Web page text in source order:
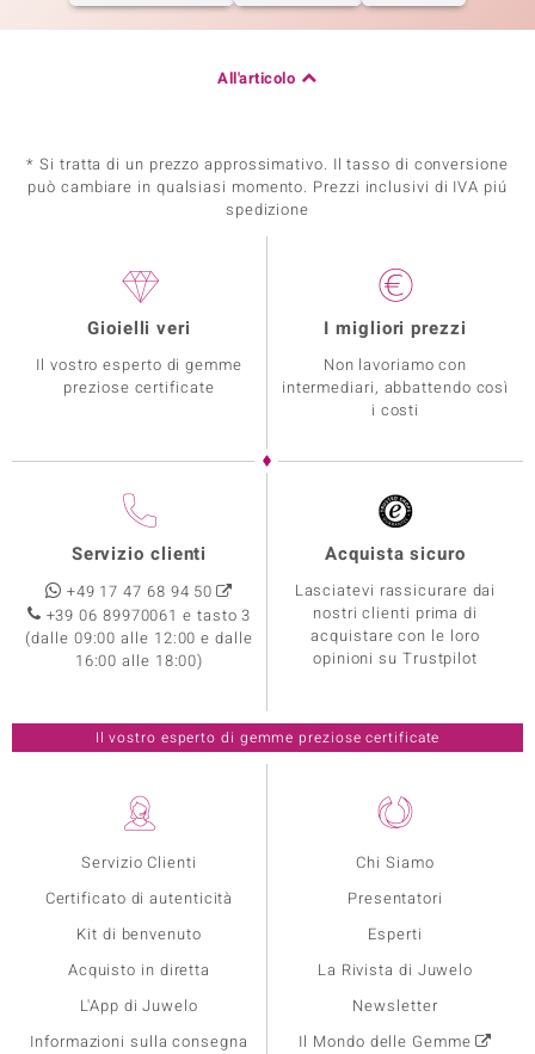
All'articolo
* Si tratta di un prezzo approssimativo. Il tasso di conversione
può cambiare in qualsiasi momento. Prezzi inclusivi di IVA piú
spedizione
Servizio Clienti
Certificato di autenticità
Kit di benvenuto
Acquisto in diretta
L'App di Juwelo
Informazioni sulla consegna
Chi Siamo
Presentatori
Esperti
La Rivista di Juwelo
Newsletter
Il Mondo delle Gemme
Gioielli veri
Il vostro esperto di gemme
preziose certificate
I migliori prezzi
Non lavoriamo con
intermediari, abbattendo così
i costi
Servizio clienti
+49 17 47 68 94 50
+39 06 89970061 e tasto 3
(dalle 09:00 alle 12:00 e dalle
16:00 alle 18:00)
Acquista sicuro
Lasciatevi rassicurare dai
nostri clienti prima di
acquistare con le loro
opinioni su Trustpilot
Il vostro esperto di gemme preziose certificate